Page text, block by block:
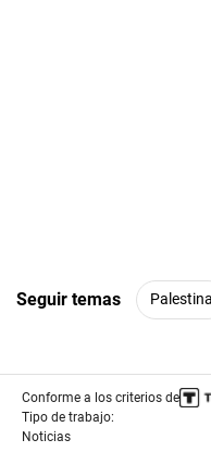
Seguir temas Palestina
Conforme a los criterios de
Tipo de trabajo:
Noticias